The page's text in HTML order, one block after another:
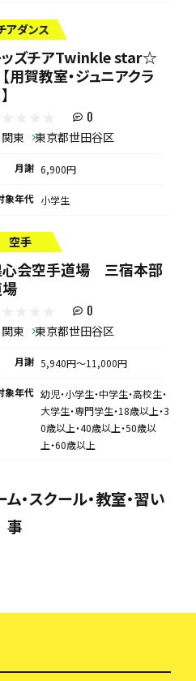
アダンス
ッズチアTwinkle star☆
用賀教室・ジュニアクラ
0
関東 東京都世田谷区
月謝 6,900円
象年代 小学生
空手
会空手道場 三宿本部
0
関東 東京都世田谷区
月謝 5,940円〜11,000円
象年代 幼児・小学生・中学生・高校生・
大学生・専門学生・18歳以上・3
0歳以上・40歳以上・50歳以
上・60歳以上
・スクール・教室・習い
事